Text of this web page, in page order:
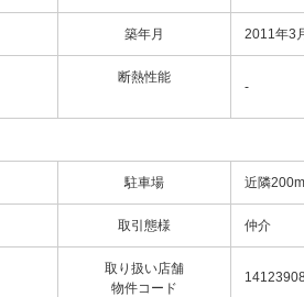
築年月 2011年3
断熱性能
-
駐車場 近隣
取引態様 仲介
取り扱い店舗
物件コード